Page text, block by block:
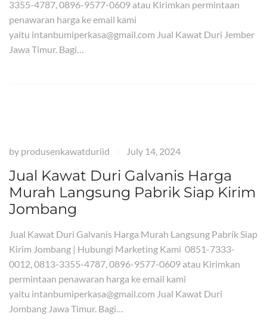
3355-4787, 0896-9577-0609 atau Kirimkan permintaan
penawaran harga ke email kami
yaitu intanbumiperkasa@gmail.com Jual Kawat Duri Jember
Jawa Timur. Bagi…
by produsenkawatduriid July 14, 2024
Jual Kawat Duri Galvanis Harga
Murah Langsung Pabrik Siap Kirim
Jombang
Jual Kawat Duri Galvanis Harga Murah Langsung Pabrik Siap
Kirim Jombang | Hubungi Marketing Kami 0851-7333-
0012, 0813-3355-4787, 0896-9577-0609 atau Kirimkan
permintaan penawaran harga ke email kami
yaitu intanbumiperkasa@gmail.com Jual Kawat Duri
Jombang Jawa Timur. Bagi…